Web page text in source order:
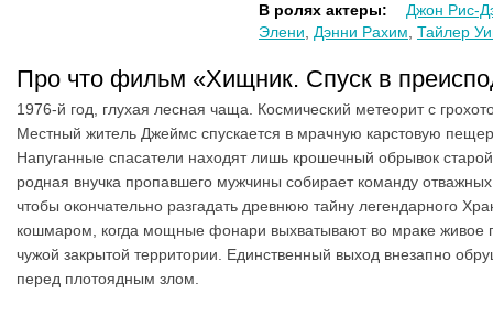
В ролях актеры:
Джон Рис-
Элени
Дэнни Рахим Тайлер
Про что фильм «Хищник. Спуск в
1976-й год, глухая лесная чаща. Космический метеорит с
Местный житель Джеймс спускается в мрачную карстовую
Напуганные спасатели находят лишь крошечный обрывок
родная внучка пропавшего мужчины собирает команду
чтобы окончательно разгадать древнюю тайну легендарного
кошмаром, когда мощные фонари выхватывают во мраке живое
чужой закрытой территории. Единственный выход внезапно
перед плотоядным злом.